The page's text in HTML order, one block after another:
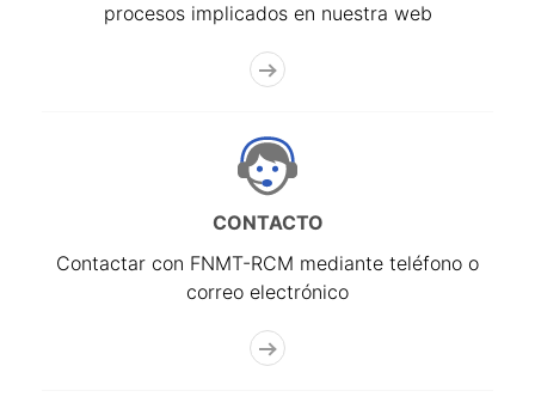
procesos implicados en nuestra web
CONTACTO
Contactar con FNMT-RCM mediante teléfono o
correo electrónico